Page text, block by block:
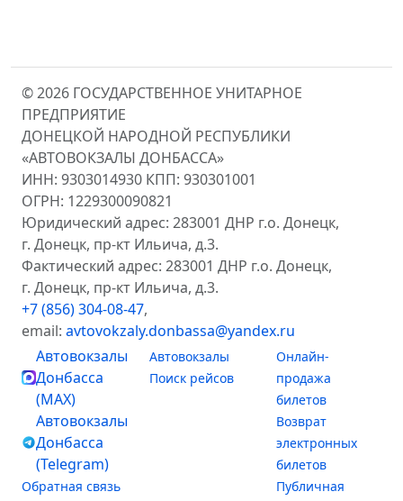
© 2026 ГОСУДАРСТВЕННОЕ УНИТАРНОЕ
ПРЕДПРИЯТИЕ
ДОНЕЦКОЙ НАРОДНОЙ РЕСПУБЛИКИ
«АВТОВОКЗАЛЫ ДОНБАССА»
ИНН: 9303014930 КПП: 930301001
ОГРН: 1229300090821
Юридический адрес: 283001 ДНР г.о. Донецк,
г. Донецк, пр-кт Ильича, д.3.
Фактический адрес: 283001 ДНР г.о. Донецк,
г. Донецк, пр-кт Ильича, д.3.
+7 (856) 304-08-47,
email: avtovokzaly.donbassa@yandex.ru
Автовокзалы
Донбасса
(MAX)
Автовокзалы
Донбасса
(Telegram)
Обратная связь
Автовокзалы
Поиск рейсов
Онлайн-
продажа
билетов
Возврат
электронных
билетов
Публичная